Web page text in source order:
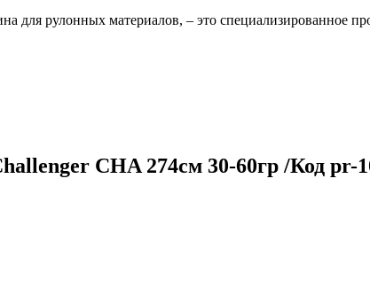
для рулонных материалов, – это специализированное
CHA 274см 30-60гр /Код pr-